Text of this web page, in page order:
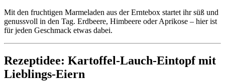
Mit den fruchtigen Marmeladen aus der Erntebox startet ihr süß und
genussvoll in den Tag. Erdbeere, Himbeere oder Aprikose – hier ist
für jeden Geschmack etwas dabei.
Rezeptidee: Kartoffel-Lauch-Eintopf mit
Lieblings-Eiern